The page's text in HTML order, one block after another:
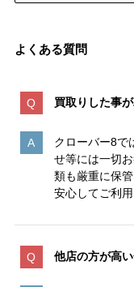
よくある質問
買取りした事
クローバー8で
せ等には一切
類も厳重に保
安心してご利用
他店の方が高